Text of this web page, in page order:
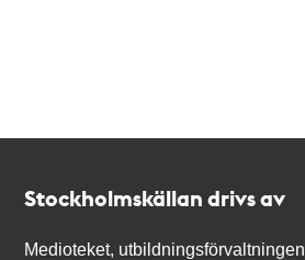
Stockholmskällan drivs av
Medioteket, utbildningsförvaltningen